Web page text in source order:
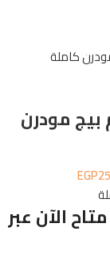
مودرن
EGP
الآن عبر